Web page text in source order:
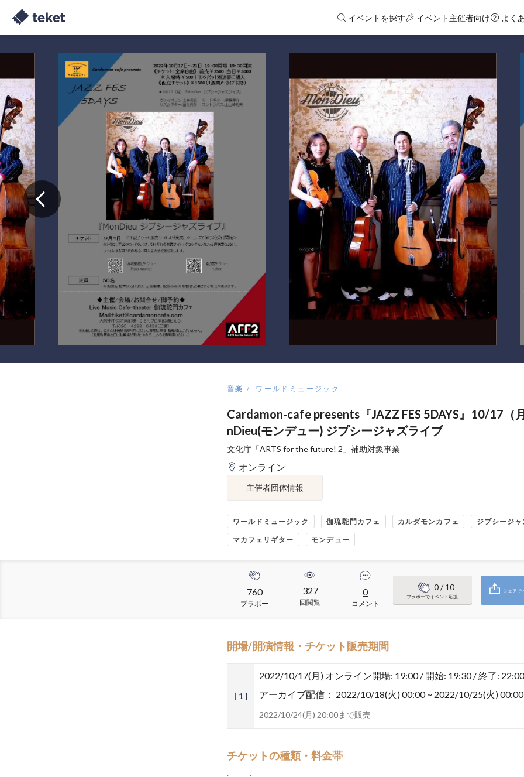
イベントを探す イベント主催者向け よく
音楽 ワールドミュージック
Cardamon-cafe presents『JAZZ FES 5DAYS』10/17（
nDieu(モンデュー) ジプシージャズライブ
文化庁「ARTS for the future! 2」補助対象事業
オンライン
主催者団体情報
ワールドミュージック 伽琉駝門カフェ カルダモンカフェ ジプシージャ
マカフェリギター モンデュー
760
ブラボー
327
回閲覧
0
コメント
0/ 10
ブラボーでイベント応援
シェアで
開場/開演情報・チケット販売期間
[ 1 ]
2022/10/17(月) オンライン開場: 19:00 / 開始: 19:30 / 終了: 22:00
アーカイブ配信： 2022/10/18(火) 00:00 ~ 2022/10/25(火) 00:00
2022/10/24(月) 20:00まで販売
チケットの種類・料金帯